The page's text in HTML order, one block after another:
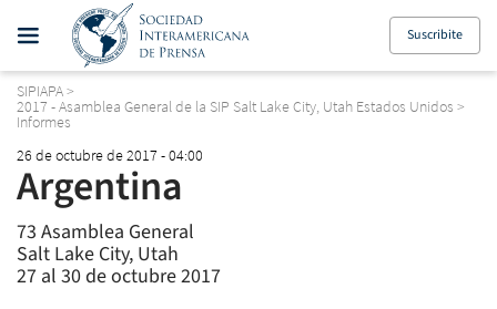
Suscribite
SIPIAPA>
2017 - Asamblea General de la SIP Salt Lake City, Utah Estados Unidos >
Informes
26 de octubre de 2017 - 04:00
Argentina
73 Asamblea General
Salt Lake City, Utah
27 al 30 de octubre 2017